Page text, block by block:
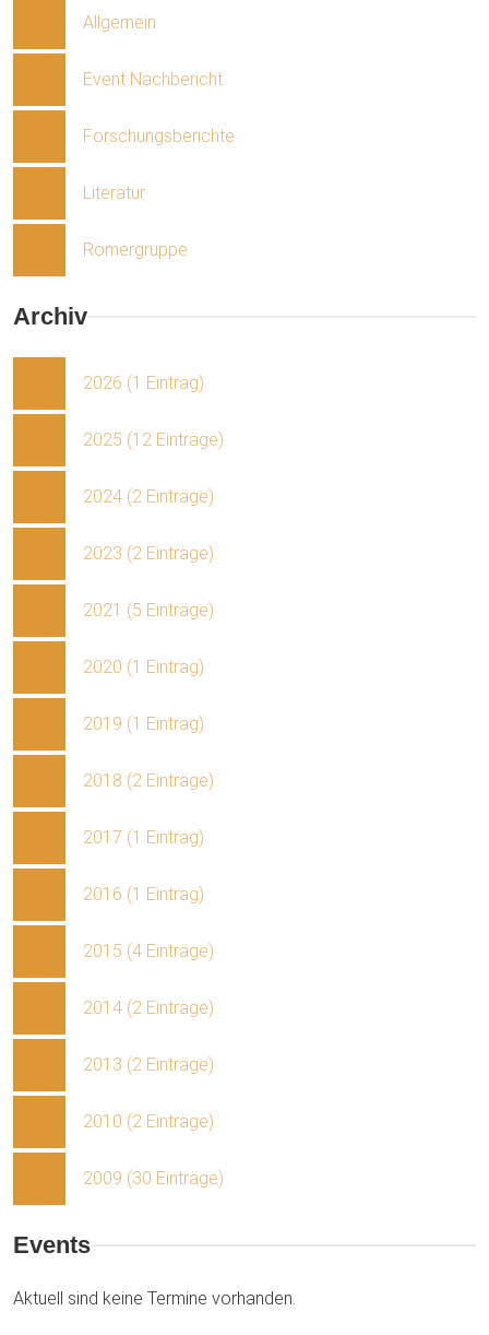
Allgemein
Event Nachbericht
Forschungsberichte
Literatur
Römergruppe
Archiv
2026 (1 Eintrag)
2025 (12 Einträge)
2024 (2 Einträge)
2023 (2 Einträge)
2021 (5 Einträge)
2020 (1 Eintrag)
2019 (1 Eintrag)
2018 (2 Einträge)
2017 (1 Eintrag)
2016 (1 Eintrag)
2015 (4 Einträge)
2014 (2 Einträge)
2013 (2 Einträge)
2010 (2 Einträge)
2009 (30 Einträge)
Events
Aktuell sind keine Termine vorhanden.